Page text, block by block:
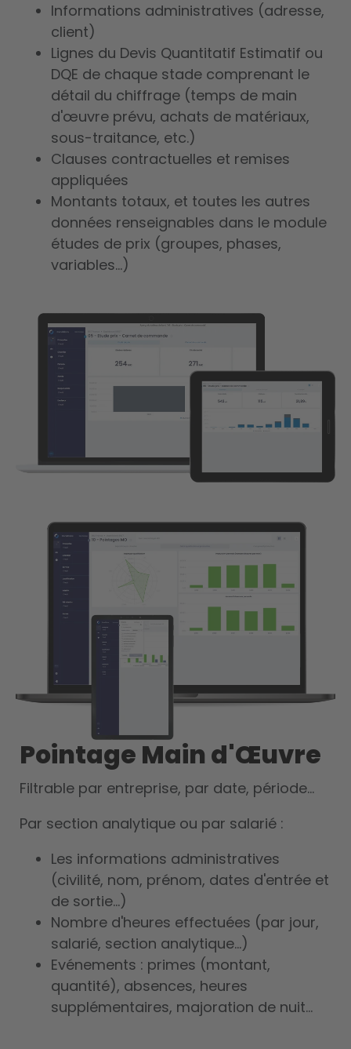
Informations administratives (adresse,
client)
Lignes du Devis Quantitatif Estimatif ou
DQE de chaque stade comprenant le
détail du chiffrage (temps de main
d'œuvre prévu, achats de matériaux,
sous-traitance, etc.)
Clauses contractuelles et remises
appliquées
Montants totaux, et toutes les autres
données renseignables dans le module
études de prix (groupes, phases,
variables...)
Pointage Main d'Œuvre
Filtrable par entreprise, par date, période...
Par section analytique ou par salarié :
Les informations administratives
(civilité, nom, prénom, dates d'entrée et
de sortie...)
Nombre d'heures effectuées (par jour,
salarié, section analytique...)
Evénements : primes (montant,
quantité), absences, heures
supplémentaires, majoration de nuit...